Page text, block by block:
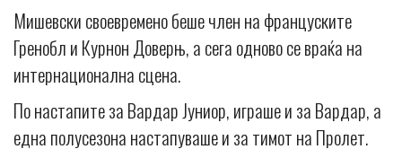
Мишевски своевремено беше член на француските
Гренобл и Курнон Доверњ, а сега одново се враќа на
интернационална сцена.
По настапите за Вардар Јуниор, играше и за Вардар, а
една полусезона настапуваше и за тимот на Пролет.